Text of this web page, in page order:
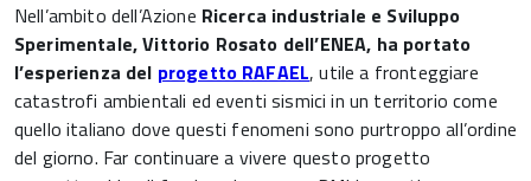
Nell’ambito dell’Azione Ricerca industriale e Sviluppo
Sperimentale, Vittorio Rosato dell’ENEA, ha portato
l’esperienza del progetto RAFAEL, utile a fronteggiare
catastrofi ambientali ed eventi sismici in un territorio come
quello italiano dove questi fenomeni sono purtroppo all’ordine
del giorno. Far continuare a vivere questo progetto